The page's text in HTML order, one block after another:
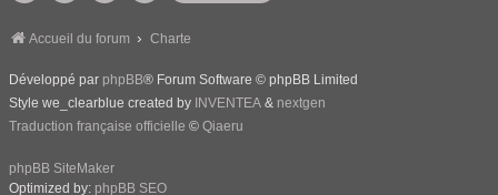
Accueil du forum Charte
Développé par phpBB® Forum Software © phpBB Limited
Style we_clearblue created by INVENTEA & nextgen
Traduction française officielle © Qiaeru
phpBB SiteMaker
Optimized by: phpBB SEO